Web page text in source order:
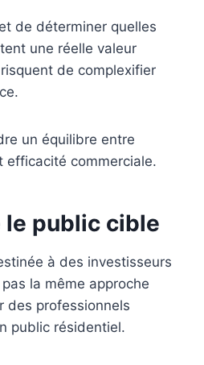
de déterminer quelles
une réelle valeur
de complexifier
un équilibre entre
efficacité commerciale.
le public cible
à des investisseurs
la même approche
des professionnels
public résidentiel.